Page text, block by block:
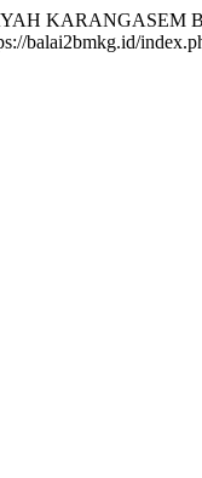
KARANGASEM
balai2bmkg.id/